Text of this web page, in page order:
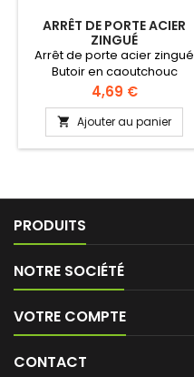
ARRÊT DE PORTE ACIER
ZINGUÉ
Arrêt de porte acier zingué
Butoir en caoutchouc
Prix
4,69 €
 Ajouter au panier
PRODUITS
NOTRE SOCIÉTÉ
VOTRE COMPTE
CONTACT